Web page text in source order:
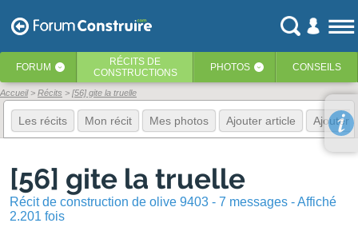
FORUM ‹ RÉCITS DE
CONSTRUCTIONS
PHOTOS ‹ CONSEILS
Accueil Récits [56] gite la truelle
Les récits Mon récit Mes photos Ajouter article Ajouter
[56] gite la truelle
Récit de construction de olive 9403 - 7 messages - Affiché
2.201 fois